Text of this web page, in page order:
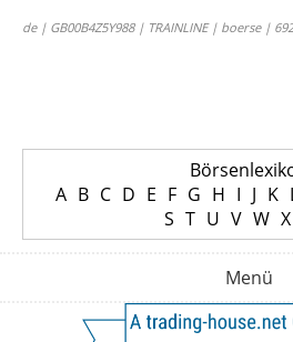
de | GB00B4Z5Y988 | TRAINLINE | boerse |
A B C D E F G H I J K
S T U V W X
Menü